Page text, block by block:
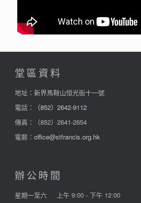
堂區資料
地址：新界馬鞍山恒光街十一號
電話：
（852）2642-9112
傳真：（852）2641-2654
電郵： office@stfrancis.org.hk
辦公時間
星期一至六 上午 9:00 - 下午 12:00